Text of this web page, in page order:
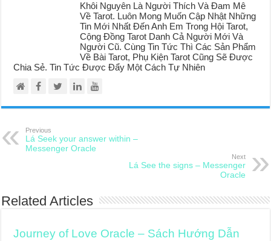
Khôi Nguyên Là Người Thích Và Đam Mê
Về Tarot. Luôn Mong Muốn Cập Nhật Những
Tin Mới Nhất Đến Anh Em Trong Hội Tarot,
Cộng Đồng Tarot Danh Cả Người Mới Và
Người Cũ. Cùng Tin Tức Thì Các Sản Phẩm
Về Bài Tarot, Phụ Kiện Tarot Cũng Sẽ Được
Chia Sẻ. Tin Tức Được Đẩy Một Cách Tự Nhiên
Previous
Lá Seek your answer within –
Messenger Oracle
Next
Lá See the signs – Messenger
Oracle
Related Articles
Journey of Love Oracle – Sách Hướng Dẫn